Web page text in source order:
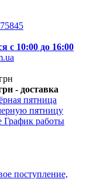
с 10:00 до 16:00
- доставка
пятница
пятницу